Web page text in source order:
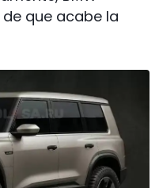
que acabe la